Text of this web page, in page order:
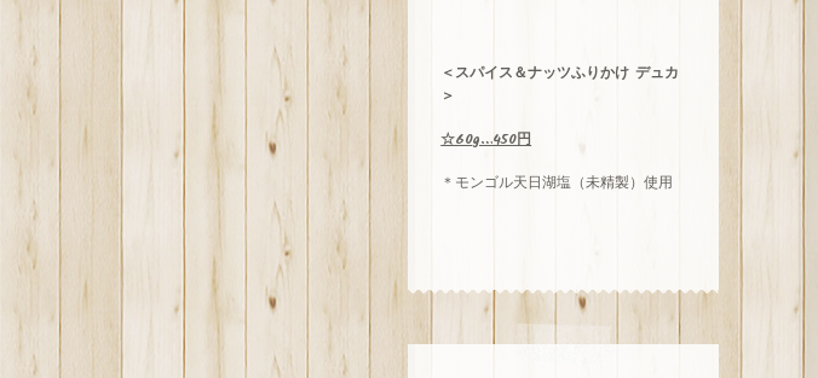
＜スパイス＆ナッツふりかけ デュカ
＞
☆60g…450円
＊モンゴル天日湖塩（未精製）使用